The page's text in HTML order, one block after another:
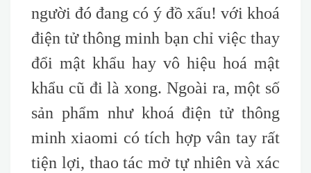
người đó đang có ý đồ xấu! với khoá
điện tử thông minh bạn chỉ việc thay
đổi mật khẩu hay vô hiệu hoá mật
khẩu cũ đi là xong. Ngoài ra, một số
sản phẩm như khoá điện tử thông
minh xiaomi có tích hợp vân tay rất
tiện lợi, thao tác mở tự nhiên và xác